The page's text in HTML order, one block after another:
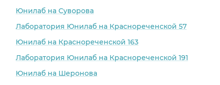
Юнилаб на Суворова
Лаборатория Юнилаб на Краснореченской 57
Юнилаб на Краснореченской 163
Лаборатория Юнилаб на Краснореченской 191
Юнилаб на Шеронова